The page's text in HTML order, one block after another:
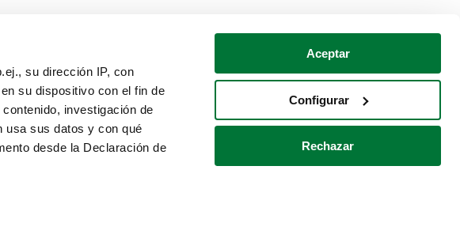
su dirección IP, con
su dispositivo con el fin de
investigación de
usa sus datos y con qué
desde la Declaración de
Aceptar
Configurar
Rechazar